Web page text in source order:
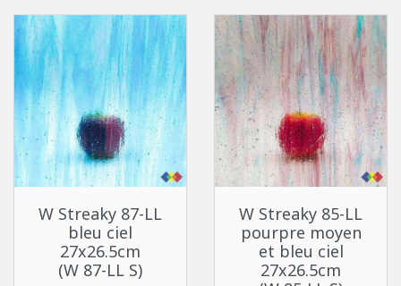
W Streaky 87-LL
bleu ciel
27x26.5cm
(W 87-LL S)
W Streaky 85-LL
pourpre moyen
et bleu ciel
27x26.5cm